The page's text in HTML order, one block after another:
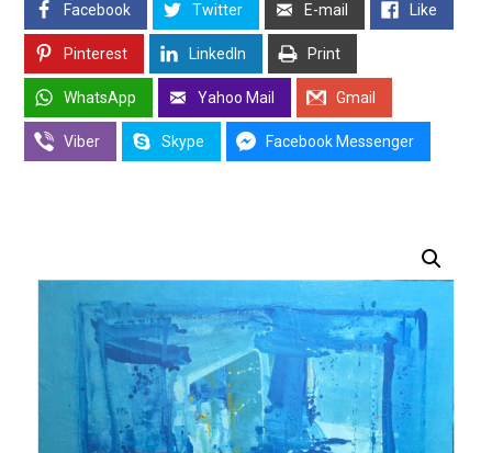
Facebook Twitter E-mail Like
Pinterest LinkedIn Print
WhatsApp Yahoo Mail Gmail
Viber Skype Facebook Messenger